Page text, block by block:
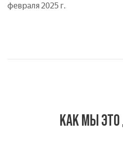
февраля 2025 г.
КАК МЫ